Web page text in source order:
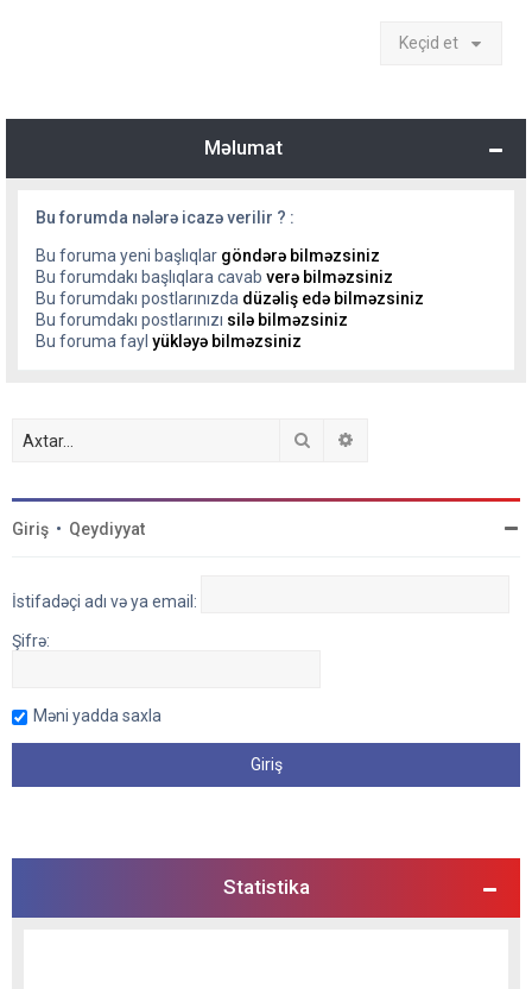
Keçid et
Məlumat
Bu forumda nələrə icazə verilir ? :
Bu foruma yeni başlıqlar göndərə bilməzsiniz
Bu forumdakı başlıqlara cavab verə bilməzsiniz
Bu forumdakı postlarınızda düzəliş edə bilməzsiniz
Bu forumdakı postlarınızı silə bilməzsiniz
Bu foruma fayl yükləyə bilməzsiniz
Axtar
Giriş • Qeydiyyat
İstifadəçi adı və ya email:
Şifrə:
Məni yadda saxla
Statistika